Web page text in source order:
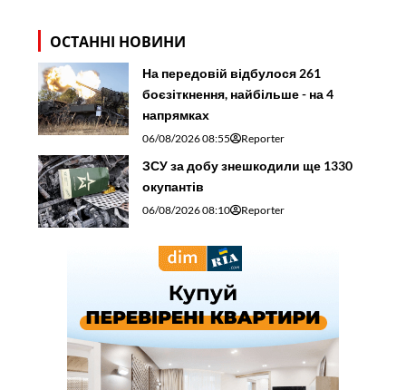
ОСТАННІ НОВИНИ
На передовій відбулося 261
боєзіткнення, найбільше - на 4
напрямках
06/08/2026 08:55 Reporter
ЗСУ за добу знешкодили ще 1330
окупантів
06/08/2026 08:10 Reporter